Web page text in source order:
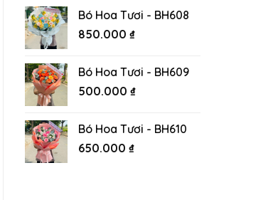
Bó Hoa Tươi - BH608
850.000 ₫
Bó Hoa Tươi - BH609
500.000 ₫
Bó Hoa Tươi - BH610
650.000 ₫